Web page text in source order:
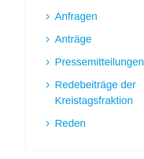
Anfragen
Anträge
Pressemitteilungen
Redebeiträge der
Kreistagsfraktion
Reden